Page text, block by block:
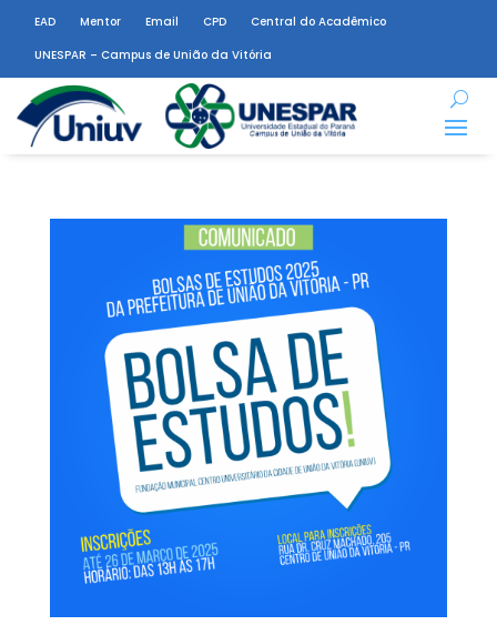
EAD Mentor Email CPD
Central do Acadêmico
UNESPAR – Campus de União da Vitória